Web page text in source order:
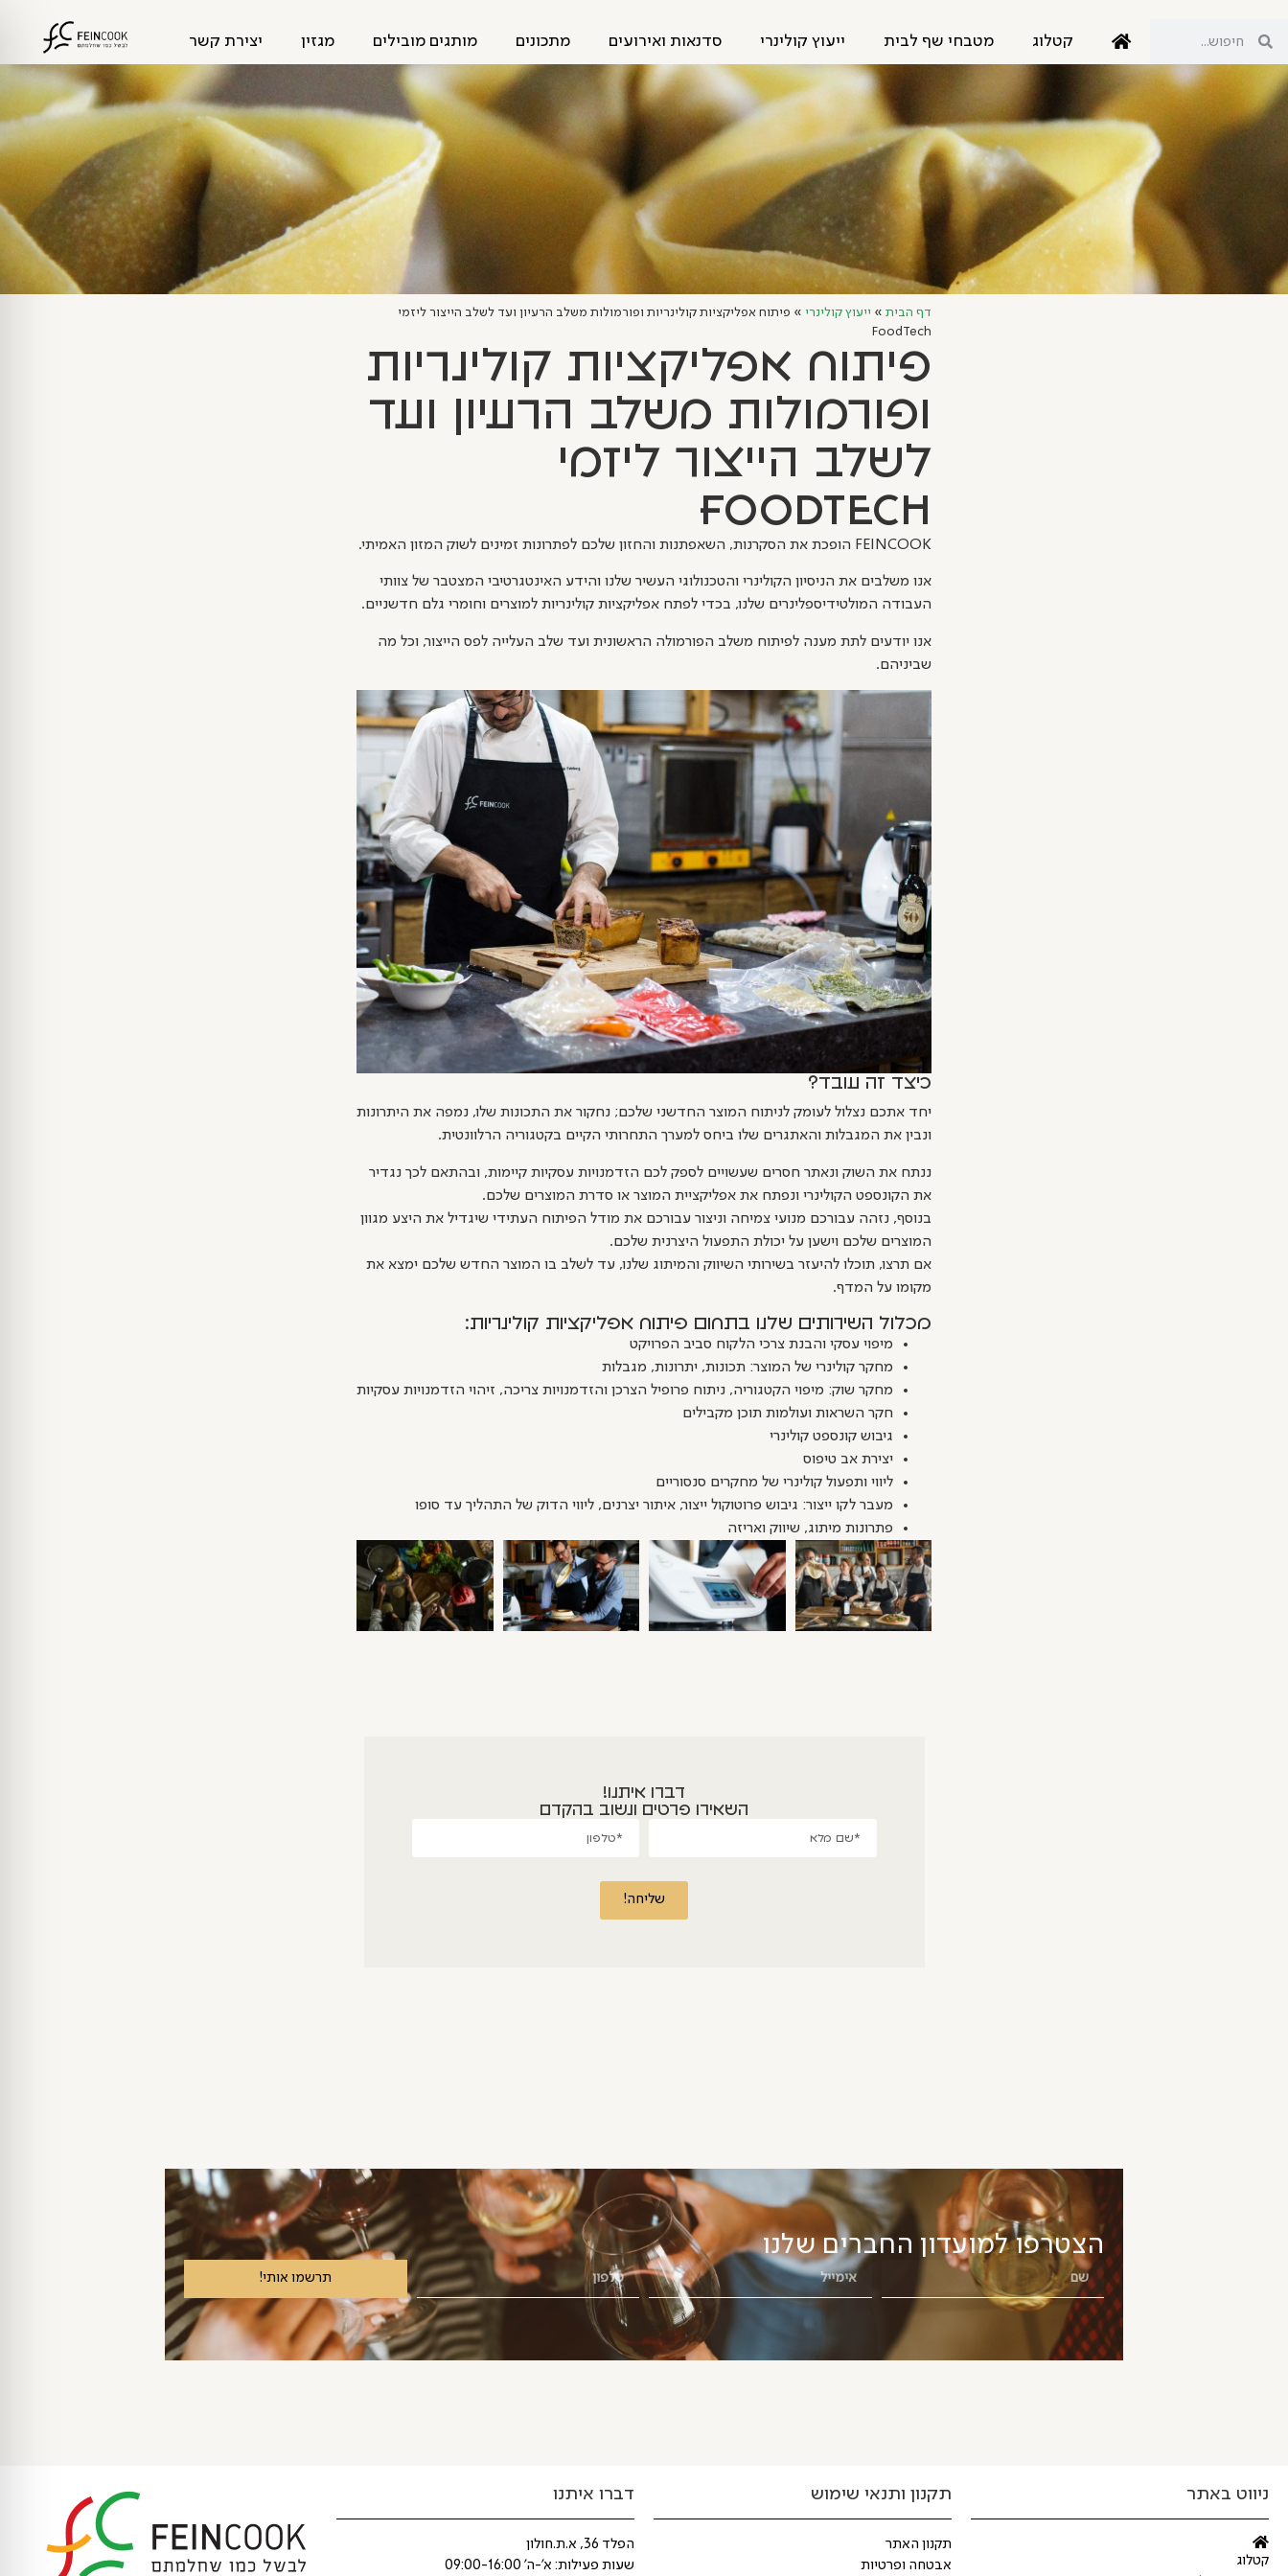
קטלוג מטבחי שף לבית ייעוץ קולינרי סדנאות ואירועים מתכונים מותגים מובילים מגזין יצירת קשר
דף הבית » ייעוץ קולינרי » פיתוח אפליקציות קולינריות ופורמולות משלב הרעיון ועד לשלב הייצור ליזמי
FoodTech
פיתוח אפליקציות קולינריות
ופורמולות משלב הרעיון ועד
לשלב הייצור ליזמי
FoodTech
FEINCOOK הופכת את הסקרנות, השאפתנות והחזון שלכם לפתרונות זמינים לשוק המזון האמיתי.
אנו משלבים את הניסיון הקולינרי והטכנולוגי העשיר שלנו והידע האינטגרטיבי המצטבר של צוותי
העבודה המולטידיספלינרים שלנו, בכדי לפתח אפליקציות קולינריות למוצרים וחומרי גלם חדשניים.
אנו יודעים לתת מענה לפיתוח משלב הפורמולה הראשונית ועד שלב העלייה לפס הייצור, וכל מה
שביניהם.
כיצד זה עובד?
יחד אתכם נצלול לעומק לניתוח המוצר החדשני שלכם; נחקור את התכונות שלו, נמפה את היתרונות
ונבין את המגבלות והאתגרים שלו ביחס למערך התחרותי הקיים בקטגוריה הרלוונטית.
ננתח את השוק ונאתר חסרים שעשויים לספק לכם הזדמנויות עסקיות קיימות, ובהתאם לכך נגדיר
את הקונספט הקולינרי ונפתח את אפליקציית המוצר או סדרת המוצרים שלכם.
בנוסף, נזהה עבורכם מנועי צמיחה וניצור עבורכם את מודל הפיתוח העתידי שיגדיל את היצע מגוון
המוצרים שלכם וישען על יכולת התפעול היצרנית שלכם.
אם תרצו, תוכלו להיעזר בשירותי השיווק והמיתוג שלנו, עד לשלב בו המוצר החדש שלכם ימצא את
מקומו על המדף.
מכלול השירותים שלנו בתחום פיתוח אפליקציות קולינריות:
מיפוי עסקי והבנת צרכי הלקוח סביב הפרויקט
מחקר קולינרי של המוצר: תכונות, יתרונות, מגבלות
מחקר שוק: מיפוי הקטגוריה, ניתוח פרופיל הצרכן והזדמנויות צריכה, זיהוי הזדמנויות עסקיות
חקר השראות ועולמות תוכן מקבילים
גיבוש קונספט קולינרי
יצירת אב טיפוס
ליווי ותפעול קולינרי של מחקרים סנסוריים
מעבר לקו ייצור: גיבוש פרוטוקול ייצור, איתור יצרנים, ליווי הדוק של התהליך עד סופו
פתרונות מיתוג, שיווק ואריזה
דברו איתנו!
השאירו פרטים ונשוב בהקדם
שליחה!
הצטרפו למועדון החברים שלנו
תרשמו אותי!
ניווט באתר
קטלוג
תקנון ותנאי שימוש
תקנון האתר
אבטחה ופרטיות
דברו איתנו
הפלד 36, א.ת.חולון
שעות פעילות: א'-ה' 09:00-16:00